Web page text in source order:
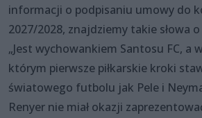
informacji o podpisaniu umowy do
2027/2028, znajdziemy takie słowa
„Jest wychowankiem Santosu FC, a
którym pierwsze piłkarskie kroki
światowego futbolu jak Pele i
Renyer nie miał okazji